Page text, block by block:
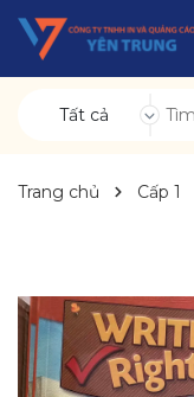
Tất cả
Trang chủ Cấp 1